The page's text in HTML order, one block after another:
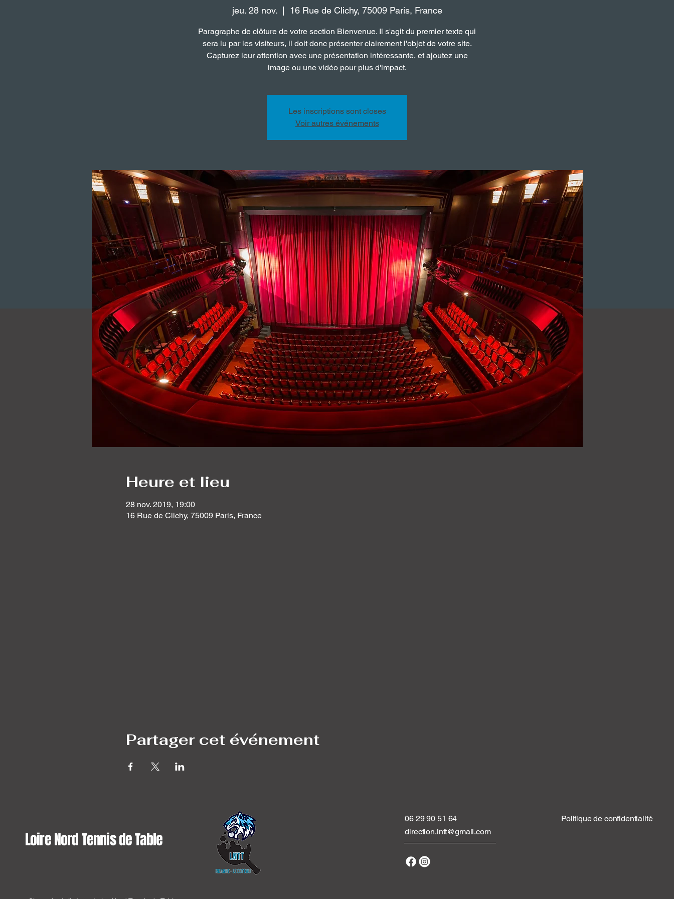
jeu. 28 nov.
  |
16 Rue de Clichy, 75009 Paris, France
Paragraphe de clôture de votre section Bienvenue. Il s'agit du premier texte qui
sera lu par les visiteurs, il doit donc présenter clairement l'objet de votre site.
Capturez leur attention avec une présentation intéressante, et ajoutez une
image ou une vidéo pour plus d'impact.
Les inscriptions sont closes
Voir autres événements
Heure et lieu
28 nov. 2019, 19:00
16 Rue de Clichy, 75009 Paris, France
Partager cet événement
Loire Nord Tennis de Table
06 29 90 51 64
direction.lntt@gmail.com
Politique de confidentialité